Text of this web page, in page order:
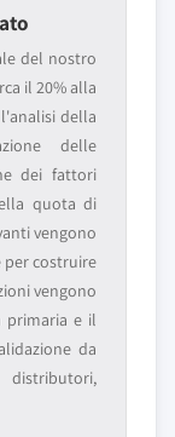
del nostro
il 20% alla
della
delle
dei fattori
quota di
vengono
per costruire
vengono
primaria e il
da